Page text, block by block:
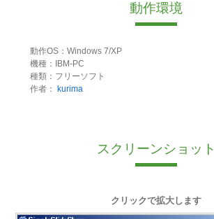
動作環境
動作OS：Windows 7/XP
機種：IBM-PC
種類：フリーソフト
作者：
kurima
スクリーンショット
クリックで拡大します